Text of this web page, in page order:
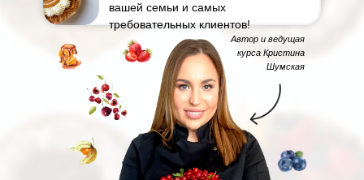
Автор и ведущая
курса Кристина
Шумская
вашей семьи и самых
требовательных клиентов!